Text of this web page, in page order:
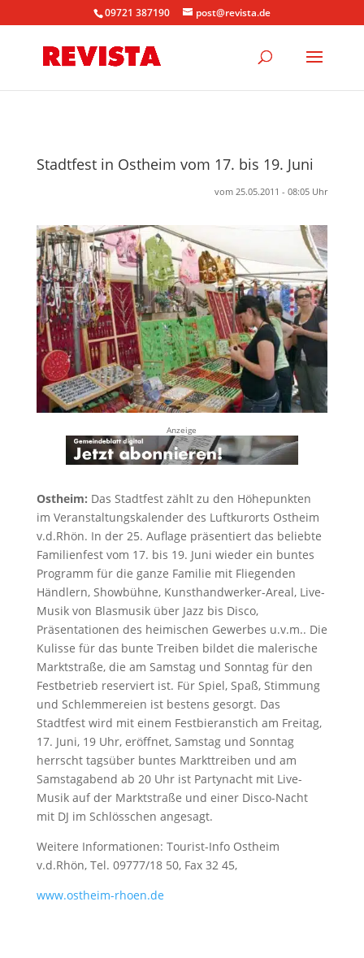
09721 387190 post@revista.de
Stadtfest in Ostheim vom 17. bis 19. Juni
vom 25.05.2011 - 08:05 Uhr
Anzeige
Ostheim: Das Stadtfest zählt zu den Höhepunkten
im Veranstaltungskalender des Luftkurorts Ostheim
v.d.Rhön. In der 25. Auflage präsentiert das beliebte
Familienfest vom 17. bis 19. Juni wieder ein buntes
Programm für die ganze Familie mit Fliegenden
Händlern, Showbühne, Kunsthandwerker-Areal, Live-
Musik von Blasmusik über Jazz bis Disco,
Präsentationen des heimischen Gewerbes u.v.m.. Die
Kulisse für das bunte Treiben bildet die malerische
Marktstraße, die am Samstag und Sonntag für den
Festbetrieb reserviert ist. Für Spiel, Spaß, Stimmung
und Schlemmereien ist bestens gesorgt. Das
Stadtfest wird mit einem Festbieranstich am Freitag,
17. Juni, 19 Uhr, eröffnet, Samstag und Sonntag
herrscht tagsüber buntes Markttreiben und am
Samstagabend ab 20 Uhr ist Partynacht mit Live-
Musik auf der Marktstraße und einer Disco-Nacht
mit DJ im Schlösschen angesagt.
Weitere Informationen: Tourist-Info Ostheim
v.d.Rhön, Tel. 09777/18 50, Fax 32 45,
www.ostheim-rhoen.de